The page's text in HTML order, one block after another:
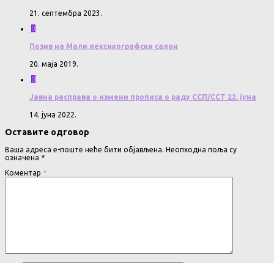
21. септембра 2023.
0
Позив на Мали лексикографски салон
20. маја 2019.
0
Јавна расправа о измени прописа о раду ССП/ССТ 22. јуна
14. јуна 2022.
Оставите одговор
Ваша адреса е-поште неће бити објављена. Неопходна поља су
означена *
Коментар *